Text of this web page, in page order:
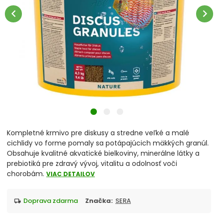
Lyofilizované
Artemia
Korytnačky a teráriové živočíchy
Krevetky a raky
Morské ryby
chevron_left chevron_right
Kompletné krmivo pre diskusy a stredne veľké a malé
cichlidy vo forme pomaly sa potápajúcich mäkkých granúl.
Obsahuje kvalitné akvatické bielkoviny, minerálne látky a
prebiotiká pre zdravý vývoj, vitalitu a odolnosť voči
chorobám. VIAC DETAILOV
local_shipping doprava zdarma Značka: SERA